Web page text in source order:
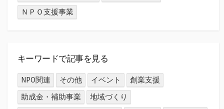
ＮＰＯ支援事業
キーワードで記事を見る
NPO関連 その他 イベント
創業支援
助成金・補助事業
地域づくり